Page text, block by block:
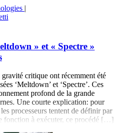
|
» et « Spectre »
critique ont récemment été
‘Meltdown’ et ‘Spectre’. Ces
profond de la grande
Une courte explication: pour
processeurs tentent de définir par
fonction à exécuter, ce procédé […]